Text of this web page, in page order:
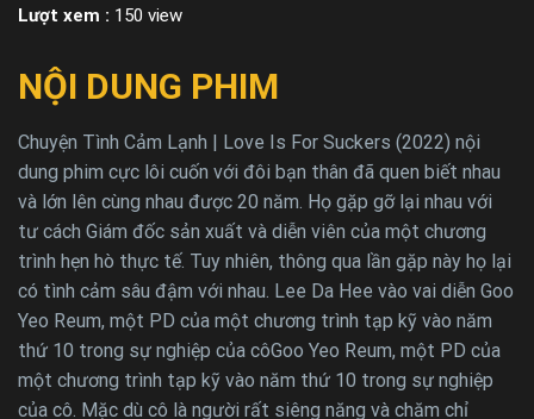
Lượt xem : 150 view
NỘI DUNG PHIM
Chuyện Tình Cảm Lạnh | Love Is For Suckers (2022) nội
dung phim cực lôi cuốn với đôi bạn thân đã quen biết nhau
và lớn lên cùng nhau được 20 năm. Họ gặp gỡ lại nhau với
tư cách Giám đốc sản xuất và diễn viên của một chương
trình hẹn hò thực tế. Tuy nhiên, thông qua lần gặp này họ lại
có tình cảm sâu đậm với nhau. Lee Da Hee vào vai diễn Goo
Yeo Reum, một PD của một chương trình tạp kỹ vào năm
thứ 10 trong sự nghiệp của côGoo Yeo Reum, một PD của
một chương trình tạp kỹ vào năm thứ 10 trong sự nghiệp
của cô. Mặc dù cô là người rất siêng năng và chăm chỉ